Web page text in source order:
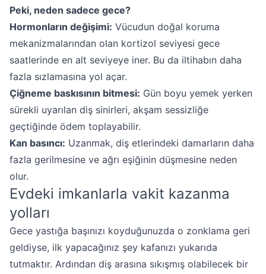
Peki, neden sadece gece?
Hormonların değişimi: Vücudun doğal koruma
mekanizmalarından olan kortizol seviyesi gece
saatlerinde en alt seviyeye iner. Bu da iltihabın daha
fazla sızlamasına yol açar.
Çiğneme baskısının bitmesi: Gün boyu yemek yerken
sürekli uyarılan diş sinirleri, akşam sessizliğe
geçtiğinde ödem toplayabilir.
Kan basıncı: Uzanmak, diş etlerindeki damarların daha
fazla gerilmesine ve ağrı eşiğinin düşmesine neden
olur.
Evdeki imkanlarla vakit kazanma
yolları
Gece yastığa başınızı koyduğunuzda o zonklama geri
geldiyse, ilk yapacağınız şey kafanızı yukarıda
tutmaktır. Ardından diş arasına sıkışmış olabilecek bir